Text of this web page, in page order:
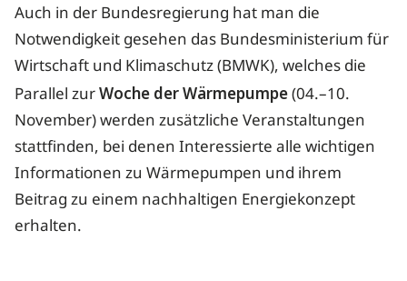
Auch in der Bundesregierung hat man die
Notwendigkeit gesehen das Bundesministerium für
Wirtschaft und Klimaschutz (BMWK), welches die
Parallel zurWoche der Wärmepumpe(04.–10.
November) werden zusätzliche Veranstaltungen
stattfinden, bei denen Interessierte alle wichtigen
Informationen zu Wärmepumpen und ihrem
Beitrag zu einem nachhaltigen Energiekonzept
erhalten.